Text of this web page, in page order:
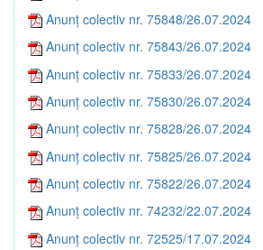
Anunț colectiv nr. 75848/26.07.2024
Anunț colectiv nr. 75843/26.07.2024
Anunț colectiv nr. 75833/26.07.2024
Anunț colectiv nr. 75830/26.07.2024
Anunț colectiv nr. 75828/26.07.2024
Anunț colectiv nr. 75825/26.07.2024
Anunț colectiv nr. 75822/26.07.2024
Anunț colectiv nr. 74232/22.07.2024
Anunț colectiv nr. 72525/17.07.2024